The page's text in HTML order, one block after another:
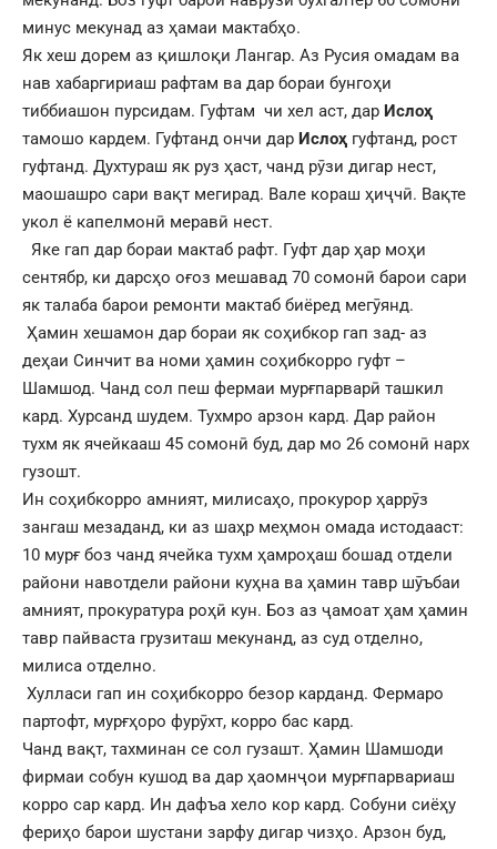
минус мекунад аз ҳамаи мактабҳо.
Як хеш дорем аз қишлоқи Лангар. Аз Русия омадам ва
нав хабаргириаш рафтам ва дар бораи бунгоҳи
тиббиашон пурсидам. Гуфтам чи хел аст, дар Ислоҳ
тамошо кардем. Гуфтанд ончи дар Ислоҳ гуфтанд, рост
гуфтанд. Духтураш як руз ҳаст, чанд рӯзи дигар нест,
маошашро сари вақт мегирад. Вале кораш ҳиҷчӣ. Вақте
укол ё капелмонӣ меравӣ нест.
Яке гап дар бораи мактаб рафт. Гуфт дар ҳар моҳи
сентябр, ки дарсҳо оғоз мешавад 70 сомонӣ барои сари
як талаба барои ремонти мактаб биёред мегӯянд.
Ҳамин хешамон дар бораи як соҳибкор гап зад- аз
деҳаи Синчит ва номи ҳамин соҳибкорро гуфт –
Шамшод. Чанд сол пеш фермаи мурғпарварӣ ташкил
кард. Хурсанд шудем. Тухмро арзон кард. Дар район
тухм як ячейкааш 45 сомонӣ буд, дар мо 26 сомонӣ нарх
гузошт.
Ин соҳибкорро амният, милисаҳо, прокурор ҳаррӯз
зангаш мезаданд, ки аз шаҳр меҳмон омада истодааст:
10 мурғ боз чанд ячейка тухм ҳамроҳаш бошад отдели
райони навотдели райони куҳна ва ҳамин тавр шӯъбаи
амният, прокуратура роҳӣ кун. Боз аз ҷамоат ҳам ҳамин
тавр пайваста грузиташ мекунанд, аз суд отделно,
милиса отделно.
Хулласи гап ин соҳибкорро безор карданд. Фермаро
партофт, мурғҳоро фурӯхт, корро бас кард.
Чанд вақт, тахминан се сол гузашт. Ҳамин Шамшоди
фирмаи собун кушод ва дар ҳаомнҷои мурғпарвариаш
корро сар кард. Ин дафъа хело кор кард. Собуни сиёҳу
фериҳо барои шустани зарфу дигар чизҳо. Арзон буд,